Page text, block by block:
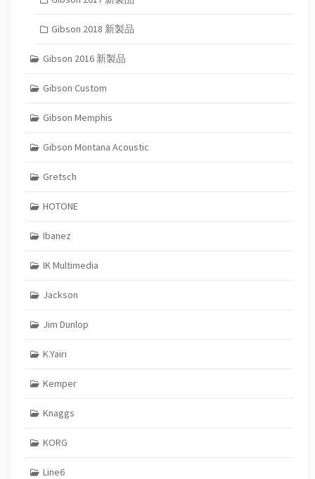
Gibson 2018 新製品
Gibson 2016 新製品
Gibson Custom
Gibson Memphis
Gibson Montana Acoustic
Gretsch
HOTONE
Ibanez
IK Multimedia
Jackson
Jim Dunlop
K.Yairi
Kemper
Knaggs
KORG
Line6